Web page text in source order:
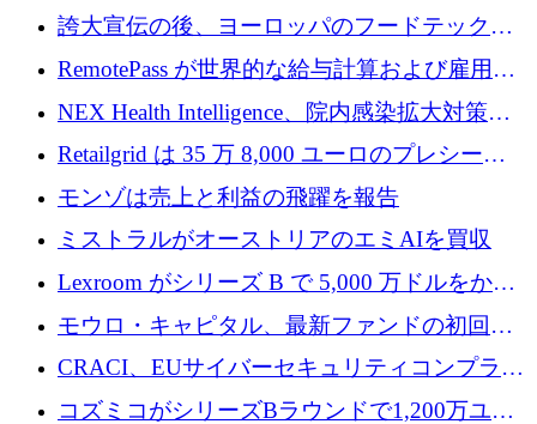
産業化するために 2 億 8,000 万ユーロのベル
リン GigaLab を発表
誇大宣伝の後、ヨーロッパのフードテックセ
クターはファンダメンタルズを中心に再構築
RemotePass が世界的な給与計算および雇用プ
ラットフォームを拡大するために 1,740 万ド
NEX Health Intelligence、院内感染拡大対策に
100万ユーロを確保
Retailgrid は 35 万 8,000 ユーロのプレシード
ラウンドで小売業のスプレッドシートをター
ゲットにしています
モンゾは売上と利益の飛躍を報告
ミストラルがオーストリアのエミAIを買収
Lexroom がシリーズ B で 5,000 万ドルをかけ
てヨーロッパ大陸法用の法律 AI を構築
モウロ・キャピタル、最新ファンドの初回ク
ローズで4億ドルを確保
CRACI、EUサイバーセキュリティコンプライ
アンスプラットフォームのために140万ユーロ
コズミコがシリーズBラウンドで1,200万ユー